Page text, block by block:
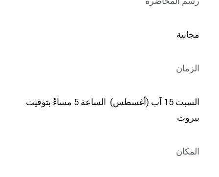
مجانية
الزمان
السبت 15 آب (أغسطس) الساعة 5 مساءً بتوقيت
بيروت
المكان